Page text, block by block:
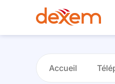
Accueil